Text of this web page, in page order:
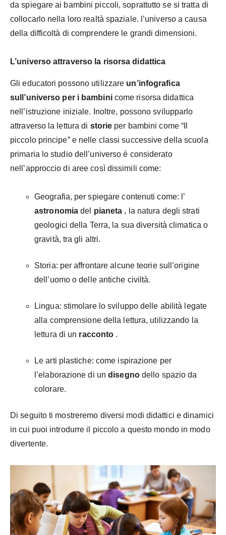
da spiegare ai bambini piccoli, soprattutto se si tratta di
collocarlo nella loro realtà spaziale. l’universo a causa
della difficoltà di comprendere le grandi dimensioni.
L’universo attraverso la risorsa didattica
Gli educatori possono utilizzare un’infografica
sull’universo per i bambinicome risorsa didattica
nell’istruzione iniziale. Inoltre, possono svilupparlo
attraverso la lettura di storie per bambini come “Il
piccolo principe” e nelle classi successive della scuola
primaria lo studio dell’universo è considerato
nell’approccio di aree così dissimili come:
Geografia, per spiegare contenuti come: l’
astronomia del pianeta , la natura degli strati
geologici della Terra, la sua diversità climatica o
gravità, tra gli altri.
Storia: per affrontare alcune teorie sull’origine
dell’uomo o delle antiche civiltà.
Lingua: stimolare lo sviluppo delle abilità legate
alla comprensione della lettura, utilizzando la
lettura di un racconto .
Le arti plastiche: come ispirazione per
l’elaborazione di undisegnodello spazio da
colorare.
Di seguito ti mostreremo diversi modi didattici e dinamici
in cui puoi introdurre il piccolo a questo mondo in modo
divertente.